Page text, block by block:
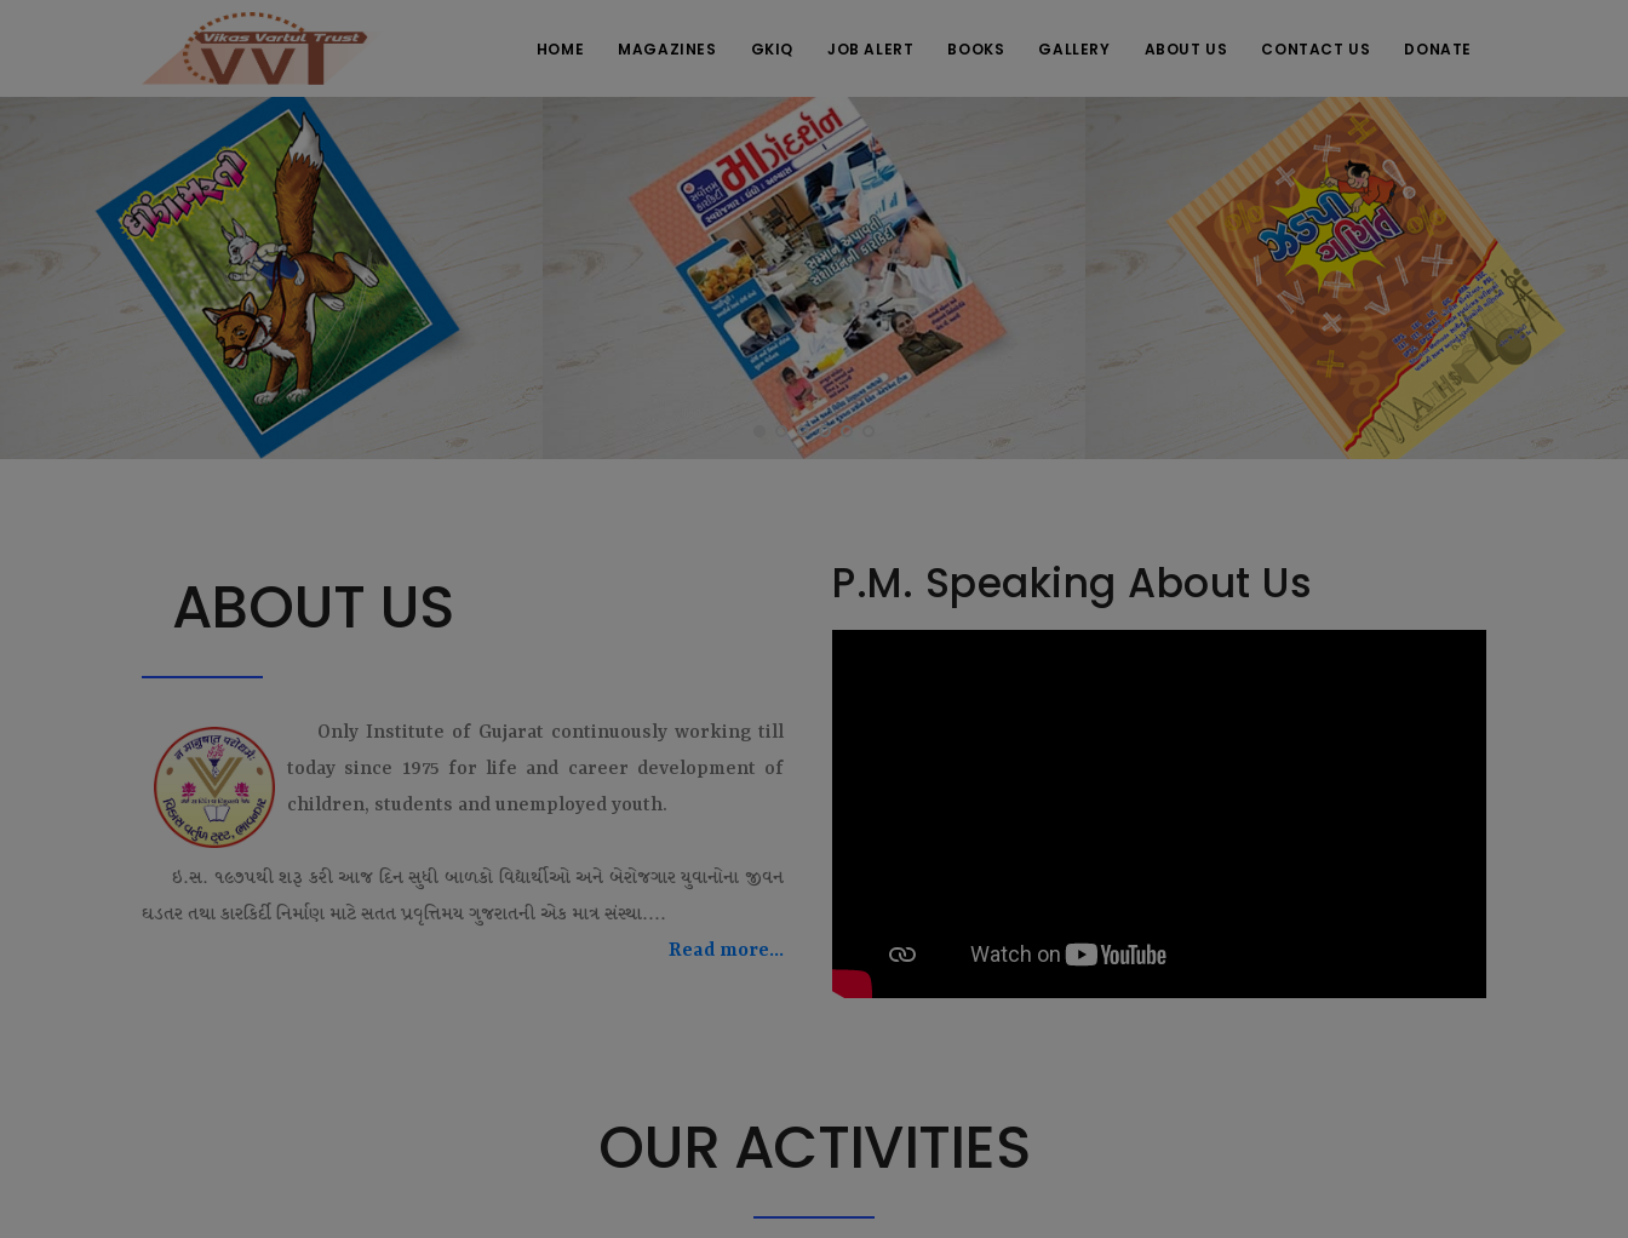
HOME MAGAZINES GKIQ JOB ALERT BOOKS GALLERY ABOUT US CONTACT US DONATE
ABOUT US
Only Institute of Gujarat continuously working till
today since 1975 for life and career development of
children, students and unemployed youth.
ઇ.સ. ૧૯૭૫થી શરૂ કરી આજ દિન સુધી બાળકો વિદ્યાર્થીઓ અને બેરોજગાર યુવાનોના જીવન
ઘડતર તથા કારકિર્દી નિર્માણ માટે સતત પ્રવૃત્તિમય ગુજરાતની એક માત્ર સંસ્થા....
Read more...
P.M. Speaking About Us
OUR ACTIVITIES